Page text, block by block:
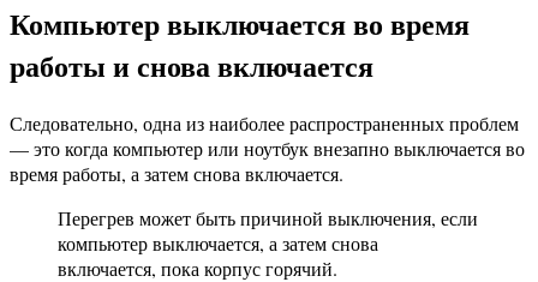
Компьютер выключается во время
работы и снова включается
Следовательно, одна из наиболее распространенных проблем
— это когда компьютер или ноутбук внезапно выключается во
время работы, а затем снова включается.
Перегрев может быть причиной выключения, если
компьютер выключается, а затем снова
включается, пока корпус горячий.